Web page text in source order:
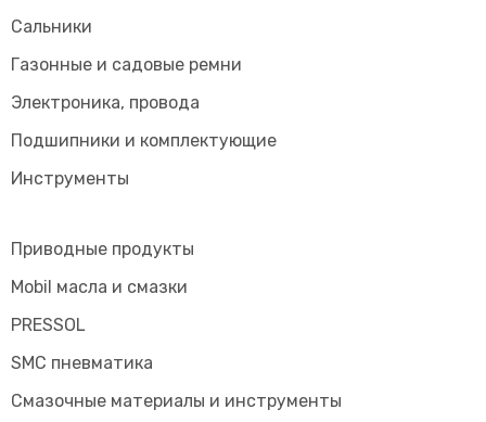
Сальники
Газонные и садовые ремни
Электроника, провода
Подшипники и комплектующие
Инструменты
Приводные продукты
Mobil масла и смазки
PRESSOL
SMC пневматика
Смазочные материалы и инструменты